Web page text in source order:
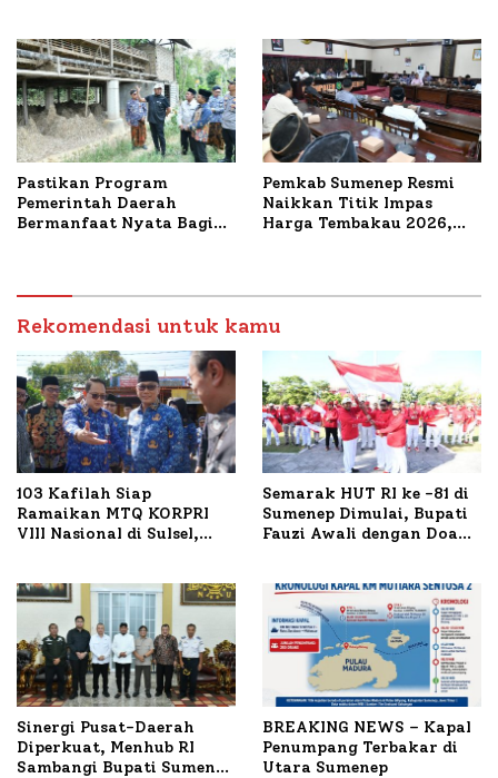
Pastikan Program
Pemerintah Daerah
Bermanfaat Nyata Bagi
Petelur di Desa Bataal
Timur
Pemkab Sumenep Resmi
Naikkan Titik Impas
Harga Tembakau 2026,
Rekomendasi untuk kamu
103 Kafilah Siap
Ramaikan MTQ KORPRI
VIII Nasional di Sulsel,
Semarak HUT RI ke -81 di
Sumenep Dimulai, Bupati
Fauzi Awali dengan Doa
Sinergi Pusat-Daerah
Diperkuat, Menhub RI
Sambangi Bupati Sumenep
BREAKING NEWS – Kapal
Penumpang Terbakar di
Utara Sumenep